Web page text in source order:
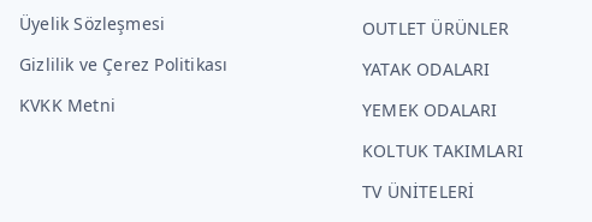
Üyelik Sözleşmesi
Gizlilik ve Çerez Politikası
KVKK Metni
OUTLET ÜRÜNLER
YATAK ODALARI
YEMEK ODALARI
KOLTUK TAKIMLARI
TV ÜNİTELERİ